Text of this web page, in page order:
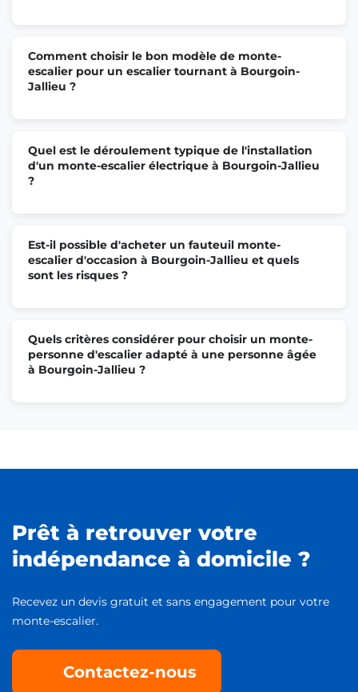
Comment choisir le bon modèle de monte-
escalier pour un escalier tournant à Bourgoin-
Jallieu ?
Quel est le déroulement typique de l'installation
d'un monte-escalier électrique à Bourgoin-Jallieu
?
Est-il possible d'acheter un fauteuil monte-
escalier d'occasion à Bourgoin-Jallieu et quels
sont les risques ?
Quels critères considérer pour choisir un monte-
personne d'escalier adapté à une personne âgée
à Bourgoin-Jallieu ?
Prêt à retrouver votre
indépendance à domicile ?
Recevez un devis gratuit et sans engagement pour votre
monte-escalier.
Contactez-nous